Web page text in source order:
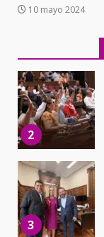
10 mayo 2024
3
4